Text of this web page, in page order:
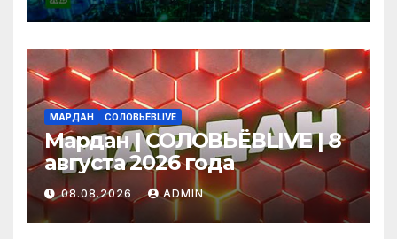
МАРДАН СОЛОВЬЁВLIVE
Мардан | СОЛОВЬЁВLIVE | 8
августа 2026 года
08.08.2026 ADMIN